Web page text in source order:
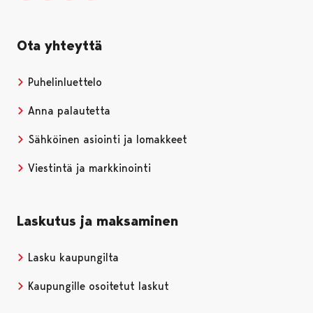
Ota yhteyttä
Puhelinluettelo
Anna palautetta
Sähköinen asiointi ja lomakkeet
Viestintä ja markkinointi
Laskutus ja maksaminen
Lasku kaupungilta
Kaupungille osoitetut laskut